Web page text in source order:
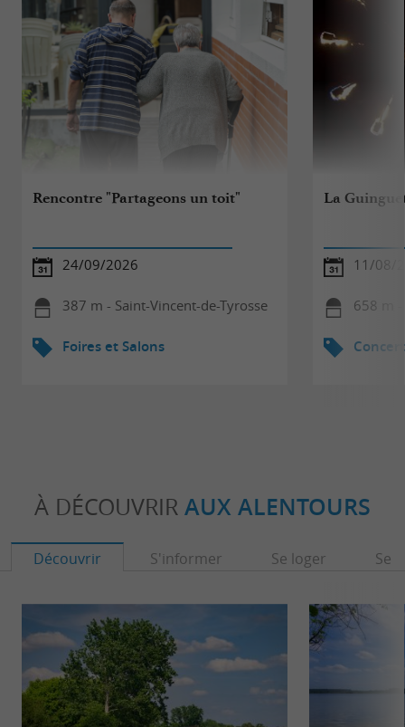
Rencontre "Partageons un toit"
24/09/2026
387 m - Saint-Vincent-de-Tyrosse
Foires et Salons
La
11/08/
658 m -
À DÉCOUVRIR AUX ALENTOURS
Découvrir S'informer Se loger Se